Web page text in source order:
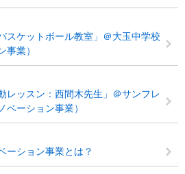
スケットボール教室」＠大玉中学校
事業）
レッスン：西間木先生」＠サンフレ
ベーション事業）
ーション事業とは？